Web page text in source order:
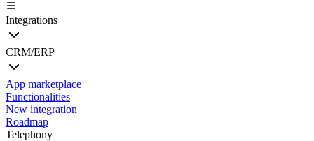
Integrations
CRM/ERP
App marketplace
Functionalities
New integration
Roadmap
Telephony